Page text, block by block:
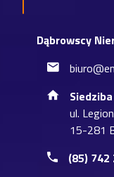
Dąbrowscy
ul.
15-281
(85) 742